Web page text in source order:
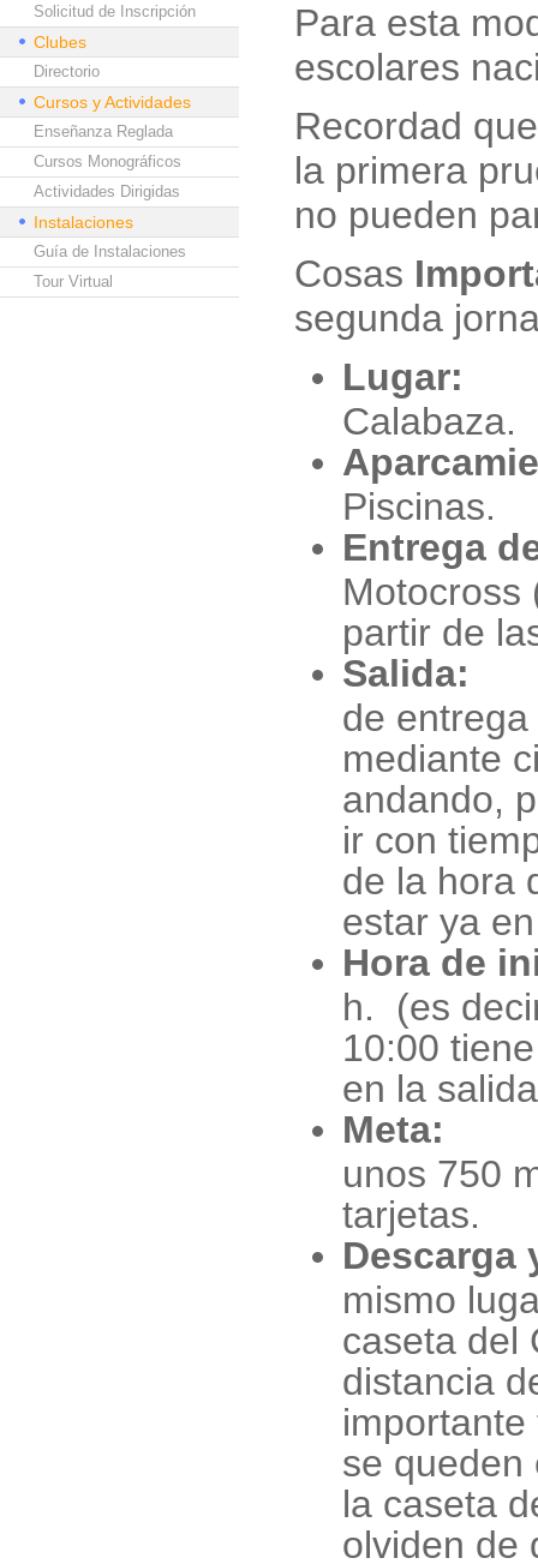
Solicitud de Inscripción
Clubes
Directorio
Cursos y Actividades
Enseñanza Reglada
Cursos Monográficos
Actividades Dirigidas
Instalaciones
Guía de Instalaciones
Tour Virtual
Para esta
escolares
Recordad
la primera
no pueden
Cosas
segunda
Lugar:
Calabaza.
Piscinas.
Entrega
Motocross
partir de
Salida:
de
mediante
andando,
ir con
de la hora
estar ya
Hora de
h. (es
10:00
en la
Meta:
unos 750
tarjetas.
mismo
caseta del
distancia
se queden
la caseta
olviden de